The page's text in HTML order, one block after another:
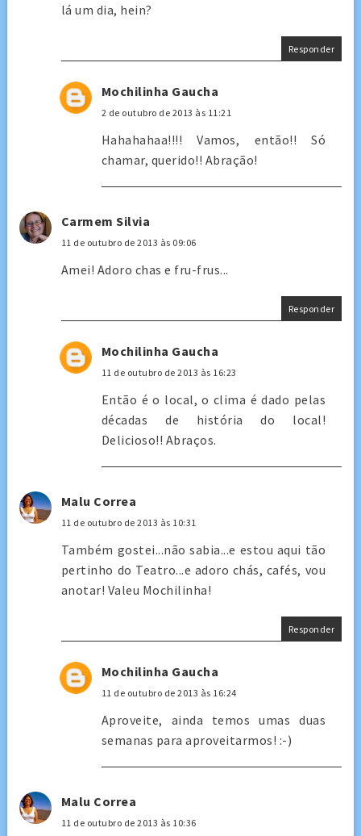
lá um dia, hein?
Responder
Mochilinha Gaucha
2 de outubro de 2013 às 11:21
Hahahahaa!!!! Vamos, então!! Só
chamar, querido!! Abração!
Carmem Silvia
11 de outubro de 2013 às 09:06
Amei! Adoro chas e fru-frus...
Responder
Mochilinha Gaucha
11 de outubro de 2013 às 16:23
Então é o local, o clima é dado pelas
décadas de história do local!
Delicioso!! Abraços.
Malu Correa
11 de outubro de 2013 às 10:31
Também gostei...não sabia...e estou aqui tão
pertinho do Teatro...e adoro chás, cafés, vou
anotar! Valeu Mochilinha!
Responder
Mochilinha Gaucha
11 de outubro de 2013 às 16:24
Aproveite, ainda temos umas duas
semanas para aproveitarmos! :-)
Malu Correa
11 de outubro de 2013 às 10:36